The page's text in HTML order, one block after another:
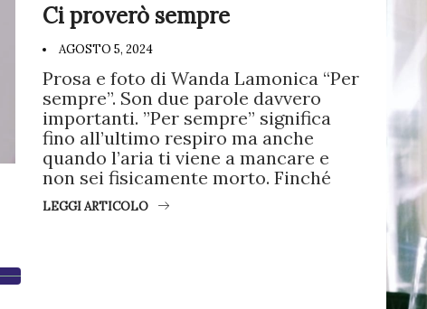
Ci proverò sempre
AGOSTO 5, 2024
Prosa e foto di Wanda Lamonica “Per
sempre”. Son due parole davvero
importanti. ”Per sempre” significa
fino all’ultimo respiro ma anche
quando l’aria ti viene a mancare e
non sei fisicamente morto. Finché
LEGGI ARTICOLO